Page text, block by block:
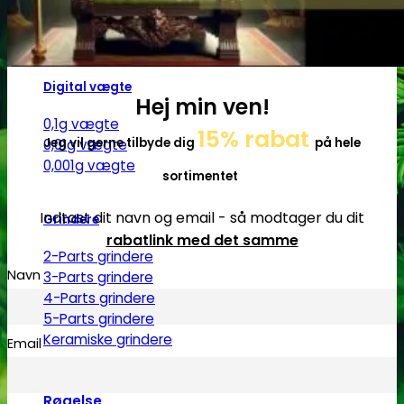
Pulverbeholdere
Pulverknusere
Digital vægte
0,1g vægte
0,01g vægte
0,001g vægte
Grindere
2-Parts grindere
3-Parts grindere
4-Parts grindere
5-Parts grindere
Keramiske grindere
Hej min ven!
Jeg vil gerne tilbyde dig 15% rabat på hele
sortimentet
Indtast dit navn og email - så modtager du dit
rabatlink med det samme
Navn
Email